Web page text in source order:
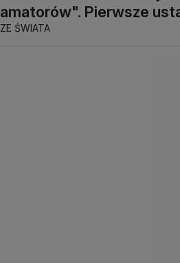
amatorów". Pierwsze
ZE ŚWIATA